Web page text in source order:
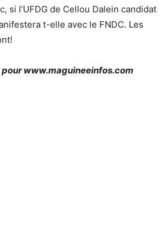
si l’UFDG de Cellou Dalein candidat
t-elle avec le FNDC. Les
pour www.maguineeinfos.com